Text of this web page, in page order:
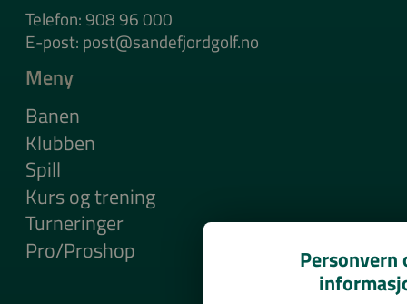
Telefon: 908 96 000
E-post: post@sandefjordgolf.no
Meny
Banen
Klubben
Spill
Kurs og trening
Turneringer
Pro/Proshop
Personvern